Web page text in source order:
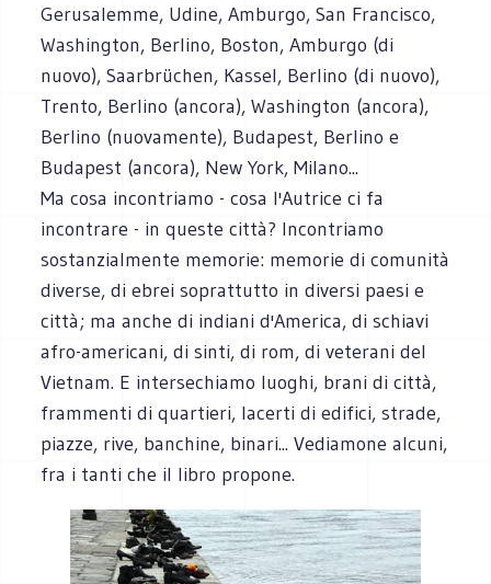
Gerusalemme, Udine, Amburgo, San Francisco,
Washington, Berlino, Boston, Amburgo (di
nuovo), Saarbrüchen, Kassel, Berlino (di nuovo),
Trento, Berlino (ancora), Washington (ancora),
Berlino (nuovamente), Budapest, Berlino e
Budapest (ancora), New York, Milano...
Ma cosa incontriamo - cosa l'Autrice ci fa
incontrare - in queste città? Incontriamo
sostanzialmente memorie: memorie di comunità
diverse, di ebrei soprattutto in diversi paesi e
città; ma anche di indiani d'America, di schiavi
afro-americani, di sinti, di rom, di veterani del
Vietnam. E intersechiamo luoghi, brani di città,
frammenti di quartieri, lacerti di edifici, strade,
piazze, rive, banchine, binari... Vediamone alcuni,
fra i tanti che il libro propone.